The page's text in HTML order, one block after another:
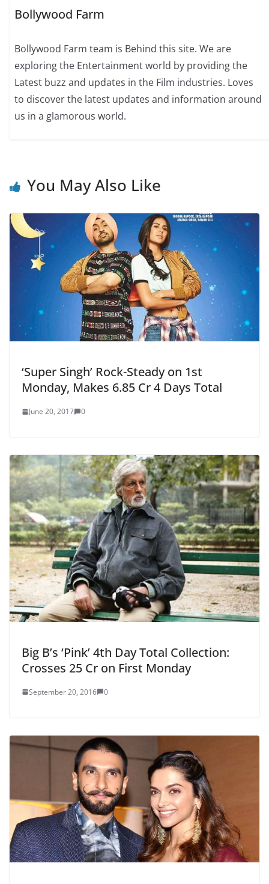
Bollywood Farm
Bollywood Farm team is Behind this site. We are
exploring the Entertainment world by providing the
Latest buzz and updates in the Film industries. Loves
to discover the latest updates and information around
us in a glamorous world.
You May Also Like
‘Super Singh’ Rock-Steady on 1st
Monday, Makes 6.85 Cr 4 Days Total
June 20, 2017 0
Big B’s ‘Pink’ 4th Day Total Collection:
Crosses 25 Cr on First Monday
September 20, 2016 0